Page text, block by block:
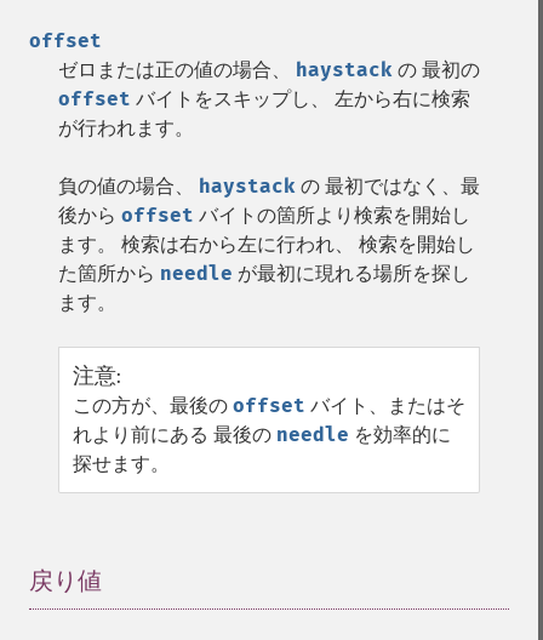
offset
ゼロまたは正の値の場合、 haystack の 最初の
offset バイトをスキップし、 左から右に検索
が行われます。
負の値の場合、 haystack の 最初ではなく、最
後から offset バイトの箇所より検索を開始し
ます。 検索は右から左に行われ、 検索を開始し
た箇所から needle が最初に現れる場所を探し
ます。
注意:
この方が、最後の offset バイト、またはそ
れより前にある 最後の needle を効率的に
探せます。
戻り値